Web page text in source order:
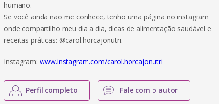
humano.
Se você ainda não me conhece, tenho uma página no instagram
onde compartilho meu dia a dia, dicas de alimentação saudável e
receitas práticas: @carol.horcajonutri.
Instagram: www.instagram.com/carol.horcajonutri
Perfil completo Fale com o autor